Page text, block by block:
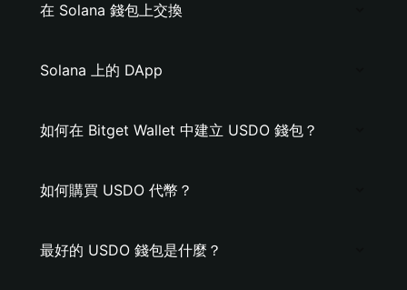
在 Solana 錢包上交換
Solana 上的 DApp
如何在 Bitget Wallet 中建立 USDO 錢包？
如何購買 USDO 代幣？
最好的 USDO 錢包是什麼？